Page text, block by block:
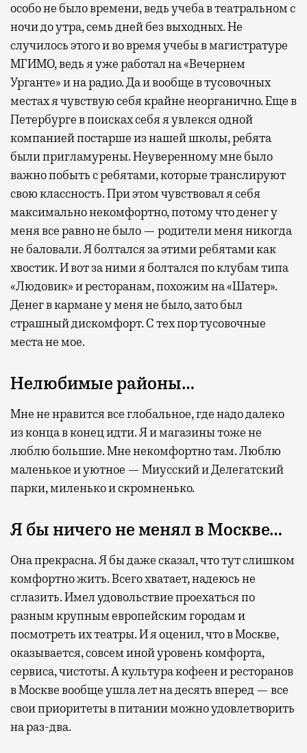
особо не было времени, ведь учеба в театральном с
ночи до утра, семь дней без выходных. Не
случилось этого и во время учебы в магистратуре
МГИМО, ведь я уже работал на «Вечернем
Урганте» и на радио. Да и вообще в тусовочных
местах я чувствую себя крайне неорганично. Еще в
Петербурге в поисках себя я увлекся одной
компанией постарше из нашей школы, ребята
были пригламурены. Неуверенному мне было
важно побыть с ребятами, которые транслируют
свою классность. При этом чувствовал я себя
максимально некомфортно, потому что денег у
меня все равно не было — родители меня никогда
не баловали. Я болтался за этими ребятами как
хвостик. И вот за ними я болтался по клубам типа
«Людовик» и ресторанам, похожим на «Шатер».
Денег в кармане у меня не было, зато был
страшный дискомфорт. С тех пор тусовочные
места не мое.
Нелюбимые районы…
Мне не нравится все глобальное, где надо далеко
из конца в конец идти. Я и магазины тоже не
люблю большие. Мне некомфортно там. Люблю
маленькое и уютное — Миусский и Делегатский
парки, миленько и скромненько.
Я бы ничего не менял в Москве…
Она прекрасна. Я бы даже сказал, что тут слишком
комфортно жить. Всего хватает, надеюсь не
сглазить. Имел удовольствие проехаться по
разным крупным европейским городам и
посмотреть их театры. И я оценил, что в Москве,
оказывается, совсем иной уровень комфорта,
сервиса, чистоты. А культура кофеен и ресторанов
в Москве вообще ушла лет на десять вперед — все
свои приоритеты в питании можно удовлетворить
на раз-два.